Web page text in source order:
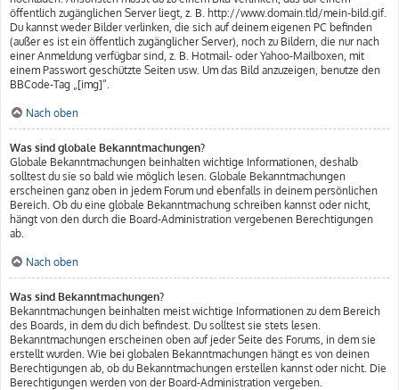
öffentlich zugänglichen Server liegt, z. B. http://www.domain.tld/mein-bild.gif.
Du kannst weder Bilder verlinken, die sich auf deinem eigenen PC befinden
(außer es ist ein öffentlich zugänglicher Server), noch zu Bildern, die nur nach
einer Anmeldung verfügbar sind, z. B. Hotmail- oder Yahoo-Mailboxen, mit
einem Passwort geschützte Seiten usw. Um das Bild anzuzeigen, benutze den
BBCode-Tag „[img]“.
Nach oben
Was sind globale Bekanntmachungen?
Globale Bekanntmachungen beinhalten wichtige Informationen, deshalb
solltest du sie so bald wie möglich lesen. Globale Bekanntmachungen
erscheinen ganz oben in jedem Forum und ebenfalls in deinem persönlichen
Bereich. Ob du eine globale Bekanntmachung schreiben kannst oder nicht,
hängt von den durch die Board-Administration vergebenen Berechtigungen
ab.
Nach oben
Was sind Bekanntmachungen?
Bekanntmachungen beinhalten meist wichtige Informationen zu dem Bereich
des Boards, in dem du dich befindest. Du solltest sie stets lesen.
Bekanntmachungen erscheinen oben auf jeder Seite des Forums, in dem sie
erstellt wurden. Wie bei globalen Bekanntmachungen hängt es von deinen
Berechtigungen ab, ob du Bekanntmachungen erstellen kannst oder nicht. Die
Berechtigungen werden von der Board-Administration vergeben.